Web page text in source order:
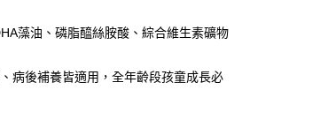
台灣大哥大用戶可立即使用無須另外申請。
分期」，訂單成立後會自動跳轉到大哥付的交易
藻油、磷脂醯絲胺酸、綜合維生素礦物
病後補養皆適用，全年齡段孩童成長必